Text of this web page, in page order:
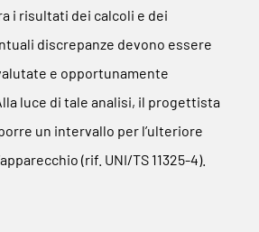
i risultati dei calcoli e dei
discrepanze devono essere
e opportunamente
luce di tale analisi, il progettista
un intervallo per l’ulteriore
(rif. UNI/TS 11325-4).